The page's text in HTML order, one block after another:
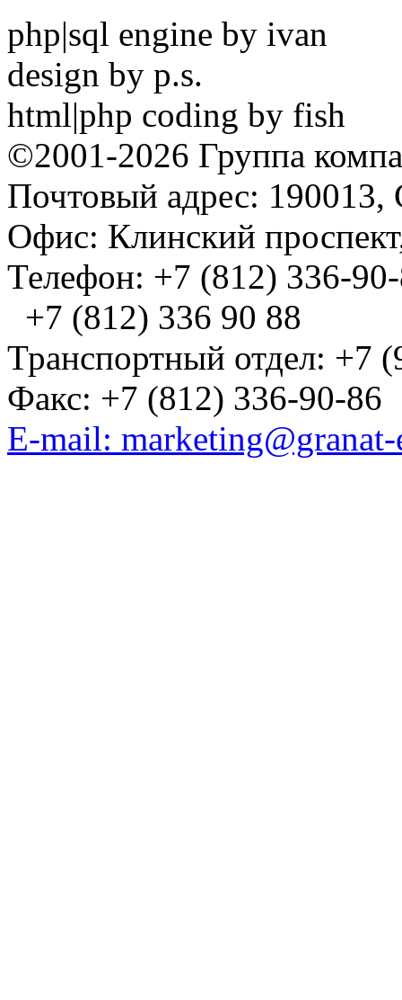
php|sql engine by ivan
design by p.s.
html|php coding by fish
©2001-2026 Группа
Почтовый адрес: 190013,
Офис: Клинский
Телефон: +7 (812) 336-
+7 (812) 336 90 88
Транспортный отдел: +7
Факс: +7 (812) 336-90-86
E-mail: